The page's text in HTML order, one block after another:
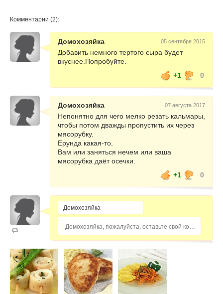
Комментарии (2):
Домохозяйка 05 сентября 2015
Добавить немного тертого сыра будет
вкуснее.Попробуйте.
+1
0
Домохозяйка 07 августа 2017
Непонятно для чего мелко резать кальмары,
чтобы потом дважды пропустить их через
мясорубку.
Ерунда какая-то.
Вам или заняться нечем или ваша
мясорубка даёт осечки.
+1
0
Домохозяйка, пожалуйста, оставьте свой комментарий...